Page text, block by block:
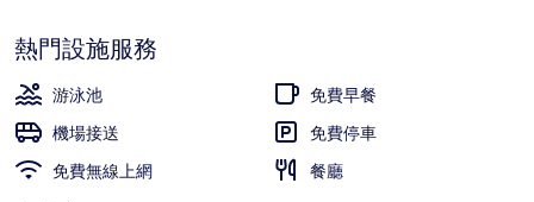
熱門設施服務
游泳池
免費早餐
機場接送
免費停車
免費無線上網
餐廳